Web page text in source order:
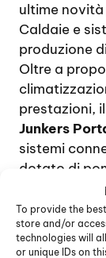
To provide the
store and/or
technologies will
or unique IDs on
ultime
Caldaie e
produzione
Oltre a
prestazioni,
Junkers
sistemi
dotato di
possibilità
accurato,
impianti
al